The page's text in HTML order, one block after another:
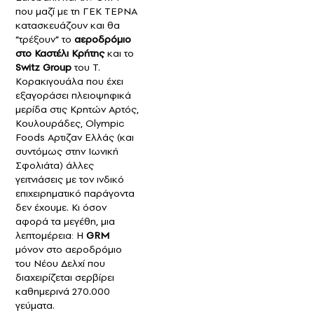
που μαζί με τη ΓΕΚ ΤΕΡΝΑ
κατασκευάζουν και θα
“τρέξουν” το αεροδρόμιο
στο Καστέλι Κρήτηςκαι το
Switz Groupτου Τ.
Κορακιγουάλα που έχει
εξαγοράσει πλειοψηφικά
μερίδα στις Κρητών Αρτός,
Κουλουράδες, Οlympic
Foods Αρτιζαν Ελλάς (και
συντόμως στην Ιωνική
Σφολιάτα) άλλες
γειτνιάσεις με τον ινδικό
επιχειρηματικό παράγοντα
δεν έχουμε. Κι όσον
αφορά τα μεγέθη, μια
λεπτομέρεια: Η GRM
μόνον στο αεροδρόμιο
του Νέου Δελχί που
διαχειρίζεται σερβίρει
καθημερινά 270.000
γεύματα.